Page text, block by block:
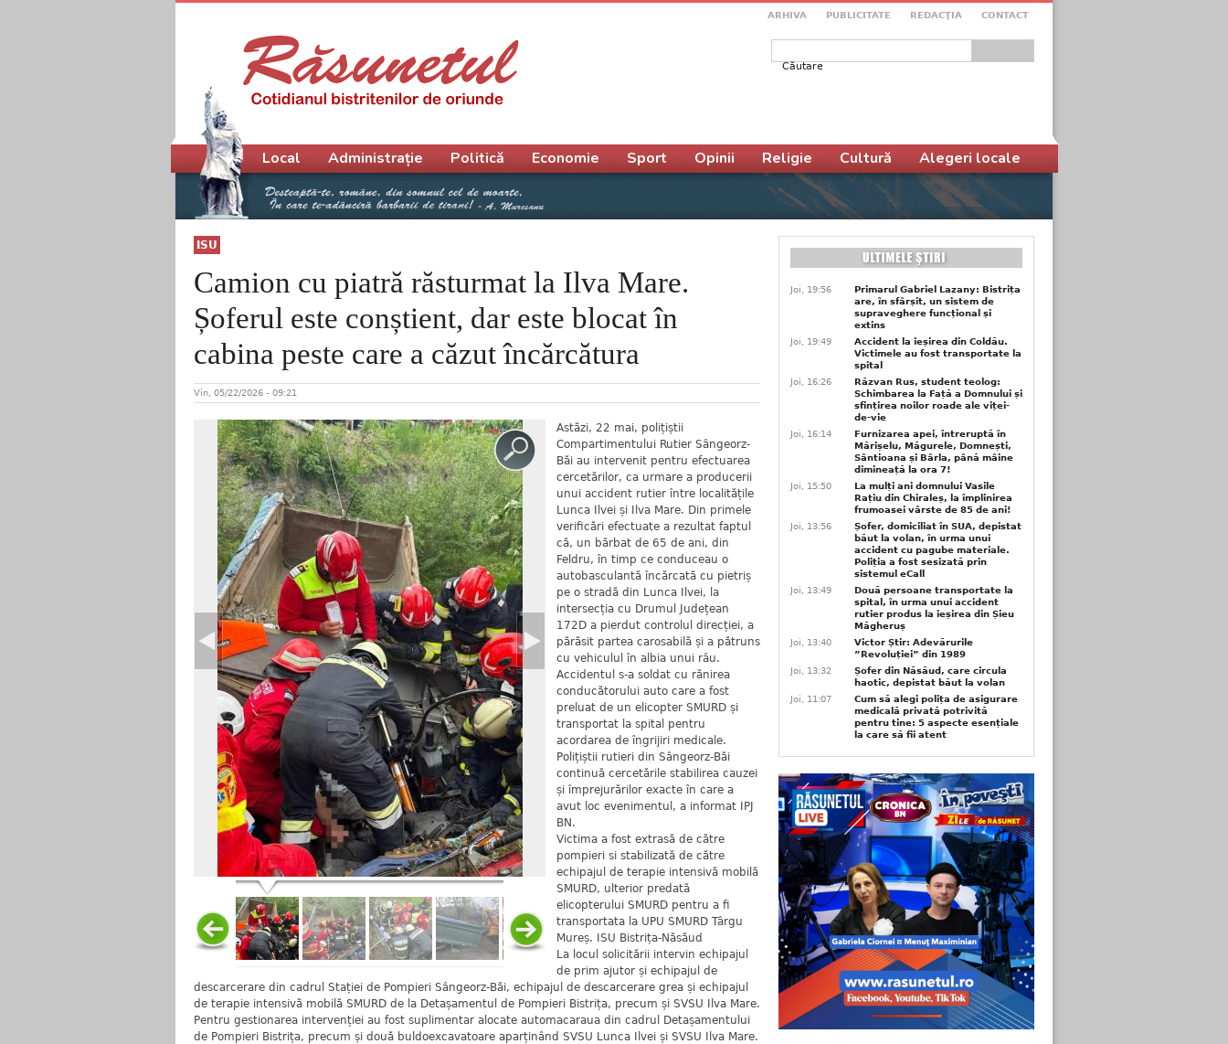
ARHIVA PUBLICITATE REDACŢIA CONTACT
Formular de căutare
ISU
Camion cu piatră răsturmat la Ilva Mare.
Șoferul este conștient, dar este blocat în
cabina peste care a căzut încărcătura
Vin, 05/22/2026 - 09:21
Astăzi, 22 mai, polițiștii
Compartimentului Rutier Sângeorz-
Băi au intervenit pentru efectuarea
cercetărilor, ca urmare a producerii
unui accident rutier între localitățile
Lunca Ilvei și Ilva Mare. Din primele
verificări efectuate a rezultat faptul
că, un bărbat de 65 de ani, din
Feldru, în timp ce conduceau o
autobasculantă încărcată cu pietriș
pe o stradă din Lunca Ilvei, la
intersecția cu Drumul Județean
172D a pierdut controlul direcției, a
părăsit partea carosabilă și a pătruns
cu vehiculul în albia unui râu.
Accidentul s-a soldat cu rănirea
conducătorului auto care a fost
preluat de un elicopter SMURD și
transportat la spital pentru
acordarea de îngrijiri medicale.
Polițiștii rutieri din Sângeorz-Băi
continuă cercetările stabilirea cauzei
și împrejurărilor exacte în care a
avut loc evenimentul, a informat IPJ
BN.
Victima a fost extrasă de către
pompieri si stabilizată de către
echipajul de terapie intensivă mobilă
SMURD, ulterior predată
elicopterului SMURD pentru a fi
transportata la UPU SMURD Târgu
Mureș. ISU Bistrița-Năsăud
La locul solicitării intervin echipajul
de prim ajutor și echipajul de
descarcerare din cadrul Stației de Pompieri Sângeorz-Băi, echipajul de descarcerare grea și echipajul
de terapie intensivă mobilă SMURD de la Detașamentul de Pompieri Bistrița, precum și SVSU Ilva Mare.
Pentru gestionarea intervenției au fost suplimentar alocate automacaraua din cadrul Detașamentului
de Pompieri Bistrița, precum și două buldoexcavatoare aparținând SVSU Lunca Ilvei și SVSU Ilva Mare.
Meniu principal
Local Administrație Politică Economie Sport Opinii Religie Cultură Alegeri locale
Joi, 19:56
Primarul Gabriel Lazany: Bistrița
are, în sfârșit, un sistem de
supraveghere funcțional și
extins
Joi, 19:49
Accident la ieșirea din Coldău.
Victimele au fost transportate la
spital
Joi, 16:26
Răzvan Rus, student teolog:
Schimbarea la Față a Domnului și
sfințirea noilor roade ale viței-
de-vie
Joi, 16:14
Furnizarea apei, întreruptă în
Mărișelu, Măgurele, Domnești,
Sântioana și Bârla, până mâine
dimineață la ora 7!
Joi, 15:50
La mulți ani domnului Vasile
Rațiu din Chiraleș, la împlinirea
frumoasei vârste de 85 de ani!
Joi, 13:56
Șofer, domiciliat în SUA, depistat
băut la volan, în urma unui
accident cu pagube materiale.
Poliția a fost sesizată prin
sistemul eCall
Joi, 13:49
Două persoane transportate la
spital, în urma unui accident
rutier produs la ieșirea din Șieu
Măgheruș
Joi, 13:40
Victor Știr: Adevărurile
”Revoluției” din 1989
Joi, 13:32
Șofer din Năsăud, care circula
haotic, depistat băut la volan
Joi, 11:07
Cum să alegi polița de asigurare
medicală privată potrivită
pentru tine: 5 aspecte esențiale
la care să fii atent